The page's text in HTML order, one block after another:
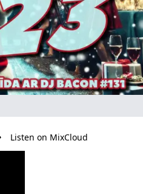
Listen on MixCloud